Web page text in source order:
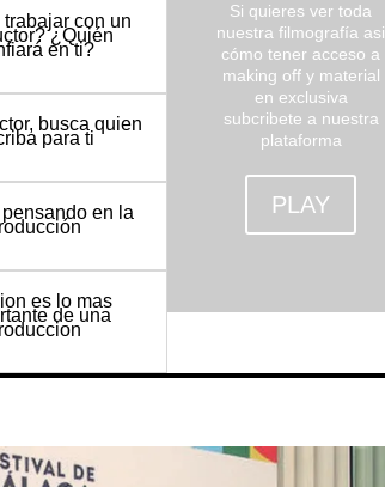
con un
¿Quién
en ti?
busca quien
para ti
en la
es lo mas
de una
Si quieres ver toda
nuestra filmografía asi
cómo tener acceso a
making off y material
en exclusiva
subcribete a nuestra
plataforma
PLAY